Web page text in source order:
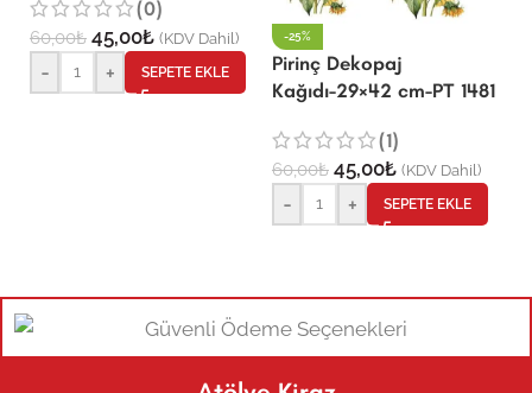
(0)
60,00₺ 45,00₺ (KDV Dahil)
- + SEPETE EKLE
-25%
Pirinç Dekopaj
Kağıdı-29×42 cm-PT 1481
(1)
60,00₺ 45,00₺ (KDV Dahil)
- + SEPETE EKLE